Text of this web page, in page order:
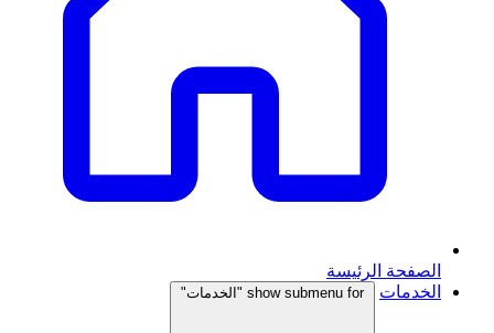
الصفحة الرئيسة
الخدمات
show submenu for "الخدمات"